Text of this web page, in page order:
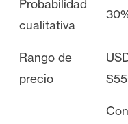
Probabilidad
cualitativa
Rango de
precio